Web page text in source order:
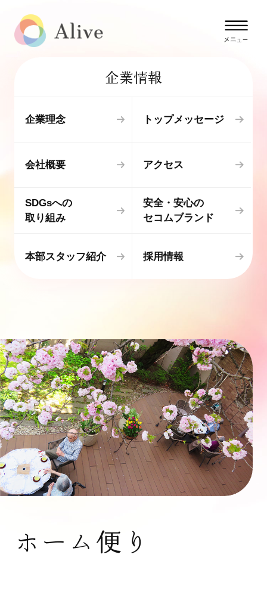
企業情報
企業理念 トップメッセージ
会社概要 アクセス
SDGsへの
取り組み
安全・安心の
セコムブランド
本部スタッフ紹介 採用情報
ホーム便り